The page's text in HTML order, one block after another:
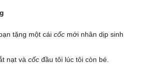
tặng một cái cốc mới nhân dịp sinh
nạt và cốc đầu tôi lúc tôi còn bé.